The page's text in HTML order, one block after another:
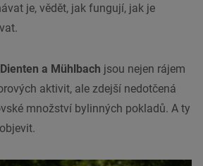
je, vědět, jak fungují, jak je
a Mühlbach jsou nejen rájem
aktivit, ale zdejší nedotčená
množství bylinných pokladů. A ty